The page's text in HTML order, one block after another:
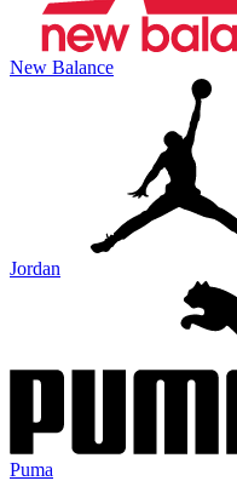
New Balance
Jordan
Puma